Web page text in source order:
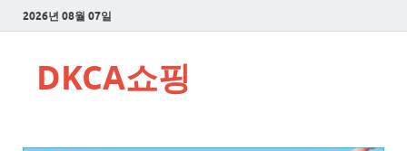
2026년 08월 07일
DKCA쇼핑